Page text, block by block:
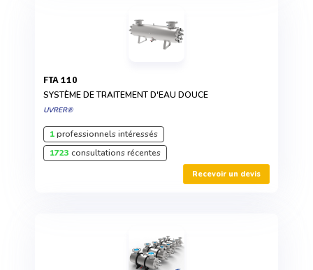
FTA 110
SYSTÈME DE TRAITEMENT D'EAU DOUCE
UVRER®
1professionnels intéressés
1723 consultations récentes
Recevoir un devis